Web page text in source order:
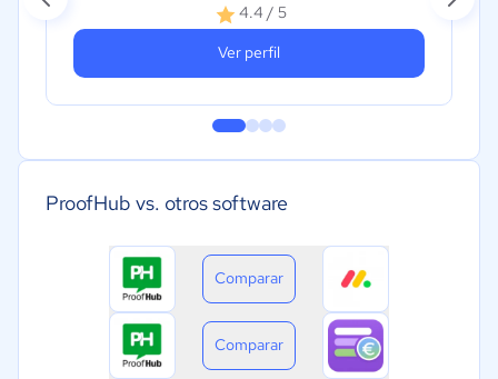
4.4 / 5
Ver perfil
ProofHub vs. otros software
Comparar
Comparar